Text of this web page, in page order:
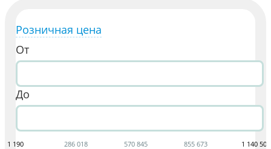
Розничная цена
От
До
1 190 286 018 570 845 855 673 1 140 500